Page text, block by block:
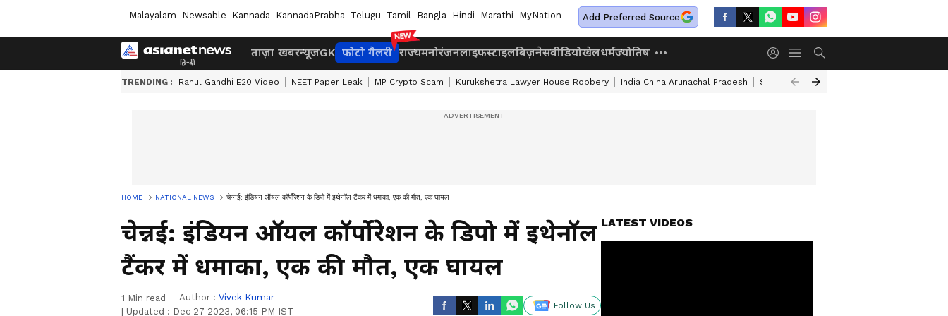
Malayalam Newsable Kannada KannadaPrabha Telugu Tamil Bangla Hindi Marathi MyNation Add Preferred Source
ताज़ा खबरन्यूजGK फोटो गैलरी राज्यमनोरंजनलाइफस्टाइलबिज़नेसवीडियोखेलधर्मज्योतिष
TRENDING : Rahul Gandhi E20 Video NEET Paper Leak MP Crypto Scam Kurukshetra Lawyer House Robbery India China Arunachal Pradesh Saudi Turkey Pakistan Defense Pact
HOME NATIONAL NEWS चेन्नई: इंडियन ऑयल कॉर्पोरेशन के डिपो में इथेनॉल टैंकर में धमाका, एक की मौत, एक घायल
चेन्नई: इंडियन ऑयल कॉर्पोरेशन के डिपो में इथेनॉल
टैंकर में धमाका, एक की मौत, एक घायल
1 Min read Author : Vivek Kumar
Updated : Dec 27 2023, 06:15 PM IST
Follow Us
LATEST VIDEOS